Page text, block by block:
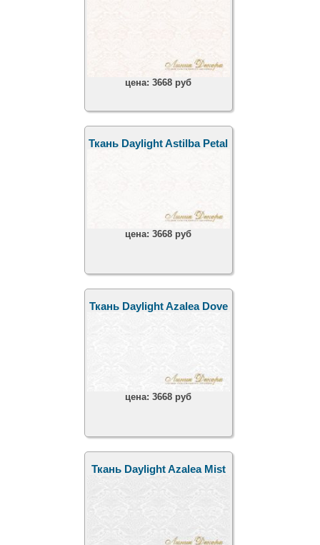
цена:3668 руб
Ткань Daylight Astilba Petal
цена:3668 руб
Ткань Daylight Azalea Dove
цена:3668 руб
Ткань Daylight Azalea Mist